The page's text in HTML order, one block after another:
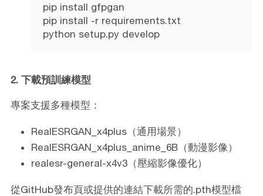
pip install gfpgan
pip install -r requirements.txt
python setup.py develop
2. 下載預訓練模型
專案支援多種模型：
RealESRGAN_x4plus（通用場景）
RealESRGAN_x4plus_anime_6B（動漫影像）
realesr-general-x4v3（壓縮影像優化）
從GitHub發布頁或提供的連結下載所需的.pth模型檔